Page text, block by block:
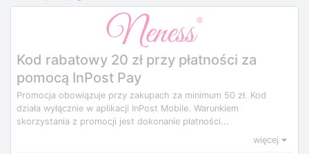
Kod rabatowy 20 zł przy płatności za
pomocą InPost Pay
Promocja obowiązuje przy zakupach za minimum 50 zł. Kod
działa wyłącznie w aplikacji InPost Mobile. Warunkiem
skorzystania z promocji jest dokonanie płatności...
więcej